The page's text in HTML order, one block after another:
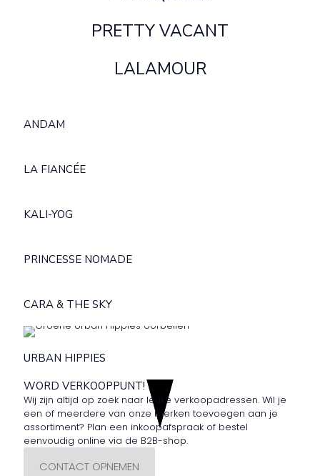
PRETTY VACANT
LALAMOUR
ANDAM
LA FIANCÉE
KALI-YOG
PRINCESSE NOMADE
CARA & THE SKY
URBAN HIPPIES
WORD VERKOOPPUNT!
Wij zijn altijd op zoek naar leuke verkoopadressen. Wil je
een of meerdere van onze merken toevoegen aan je
assortiment? Plan een inkoopafspraak of bestel
eenvoudig online via de B2B-shop.
CONTACT OPNEMEN